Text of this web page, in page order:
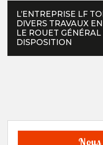
L’ENTREPRISE LF
DIVERS TRAVAUX
LE ROUET
DISPOSITION